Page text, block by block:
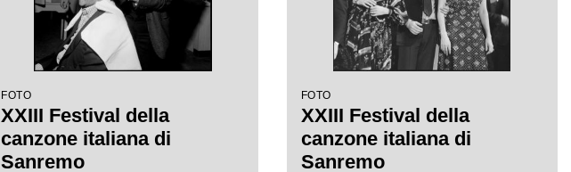
FOTO
XXIII Festival della
canzone italiana di
Sanremo
FOTO
XXIII Festival della
canzone italiana di
Sanremo